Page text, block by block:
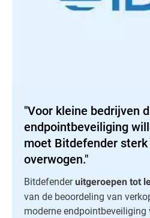
"Voor kleine bedrijven
endpointbeveiliging
moet Bitdefender
overwogen."
Bitdefenderuitgeroepen tot
van de beoordeling van
moderne endpointbeveiliging